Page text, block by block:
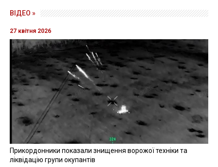
ВІДЕО »
27 квітня 2026
Прикордонники показали знищення ворожої техніки та
ліквідацію групи окупантів